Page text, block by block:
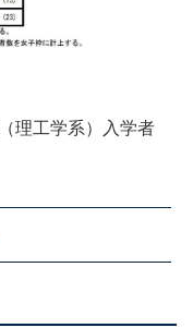
理工学系）入学者